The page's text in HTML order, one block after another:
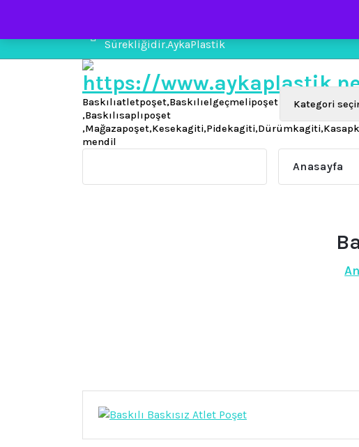
Sürekliğidir.AykaPlastik
Baskılıatletpoşet,Baskılıelgeçmelipoşet
,Baskılısaplıpoşet
mendil
Anasayfa